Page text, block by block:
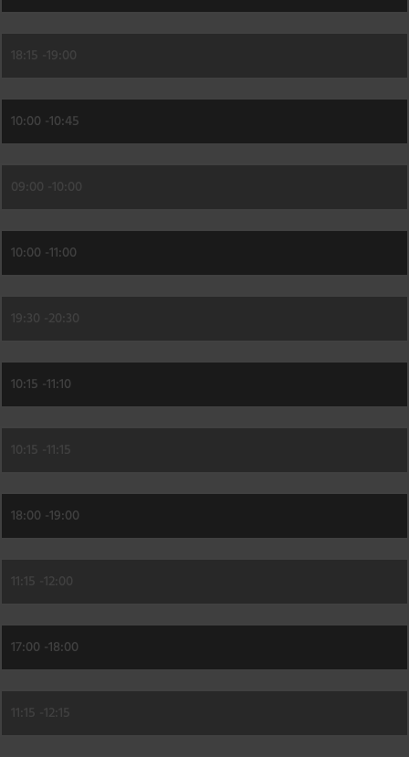
18:15 - 19:00
10:00 -10:45
09:00 - 10:00
10:00 -11:00
19:30 - 20:30
10:15 -11:10
10:15 - 11:15
18:00 -19:00
11:15 - 12:00
17:00 -18:00
11:15 - 12:15